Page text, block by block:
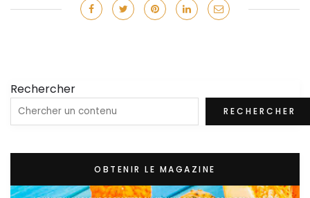
Rechercher
RECHERCHER
OBTENIR LE MAGAZINE